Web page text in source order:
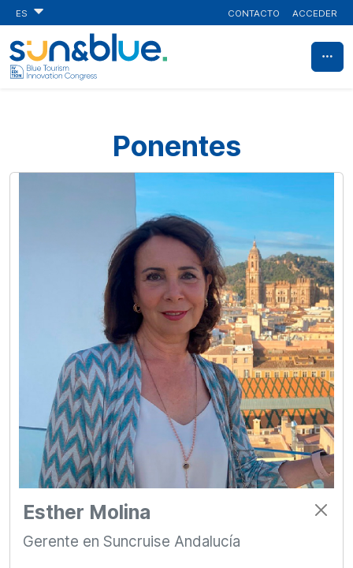
ES CONTACTO ACCEDER
Ponentes
Esther Molina
Gerente en Suncruise Andalucía